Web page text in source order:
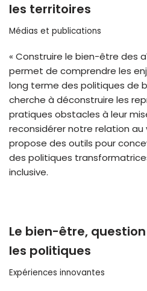
les territoires
Médias et publications
« Construire le bien-être des
permet de comprendre les
long terme des politiques de
cherche à déconstruire les
pratiques obstacles à leur
reconsidérer notre relation au
propose des outils pour
des politiques
inclusive.
Le bien-être,
les politiques
Expériences innovantes